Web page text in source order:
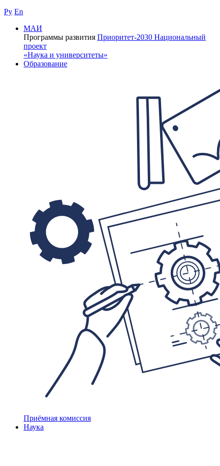
Ру En
МАИ
Программы развития Приоритет-2030 Национальный
проект
«Наука и университеты»
Образование
Приёмная комиссия
Наука